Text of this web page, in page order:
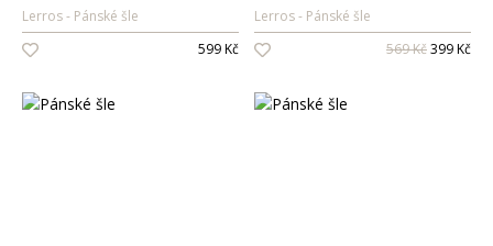
Lerros
Pánské šle
599 Kč
Lerros
Pánské šle
569 Kč399 Kč